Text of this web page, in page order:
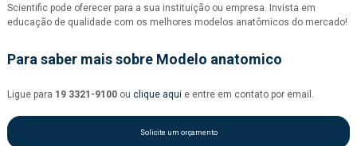
Scientific pode oferecer para a sua instituição ou empresa. Invista em
educação de qualidade com os melhores modelos anatômicos do mercado!
Para saber mais sobre Modelo anatomico
Ligue para 19 3321-9100 ou clique aqui e entre em contato por email.
Solicite um orçamento